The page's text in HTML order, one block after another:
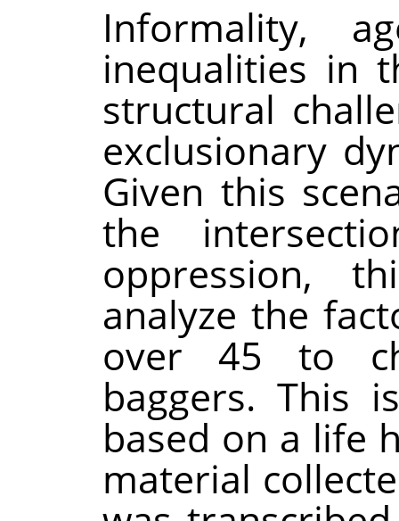
Informality,
inequalities in
structural
exclusionary
Given this
the
oppression,
analyze the
over 45 to
baggers. This
based on a life
material